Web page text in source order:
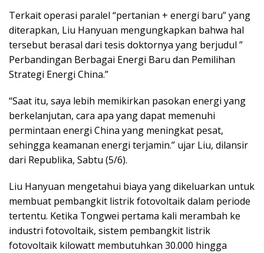
Terkait operasi paralel “pertanian + energi baru” yang
diterapkan, Liu Hanyuan mengungkapkan bahwa hal
tersebut berasal dari tesis doktornya yang berjudul ”
Perbandingan Berbagai Energi Baru dan Pemilihan
Strategi Energi China.”
“Saat itu, saya lebih memikirkan pasokan energi yang
berkelanjutan, cara apa yang dapat memenuhi
permintaan energi China yang meningkat pesat,
sehingga keamanan energi terjamin.” ujar Liu, dilansir
dari Republika, Sabtu (5/6).
Liu Hanyuan mengetahui biaya yang dikeluarkan untuk
membuat pembangkit listrik fotovoltaik dalam periode
tertentu. Ketika Tongwei pertama kali merambah ke
industri fotovoltaik, sistem pembangkit listrik
fotovoltaik kilowatt membutuhkan 30.000 hingga